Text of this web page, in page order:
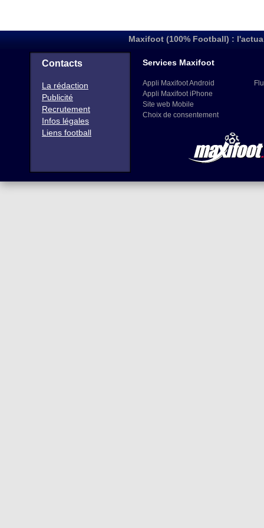
Maxifoot (100% Football) :
Contacts
La rédaction
Publicité
Recrutement
Infos légales
Liens football
Services Maxifoot
Appli Maxifoot Android
Appli Maxifoot iPhone
Site web Mobile
Choix de consentement